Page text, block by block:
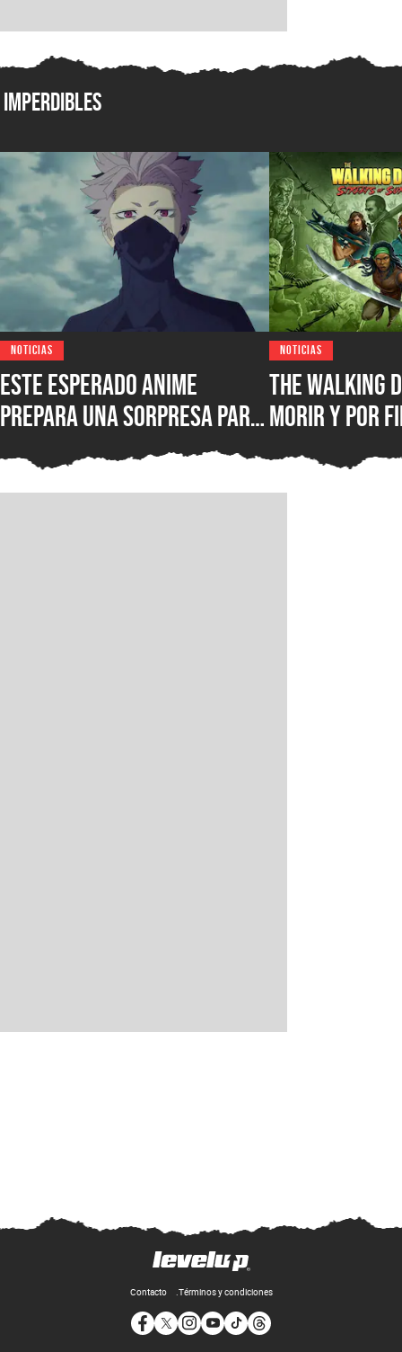
Imperdibles
NOTICIAS
Este esperado anime
prepara una sorpresa para
septiembre y los fans de
Kaiju No. 8 querrán verla
NOTICIAS
The Walking
morir y por
conocer la
lanzamiento
Contacto Términos y condiciones
Opens in new window
Opens in new window
Opens in new window
Opens in new window
Opens in new window
Opens in new window